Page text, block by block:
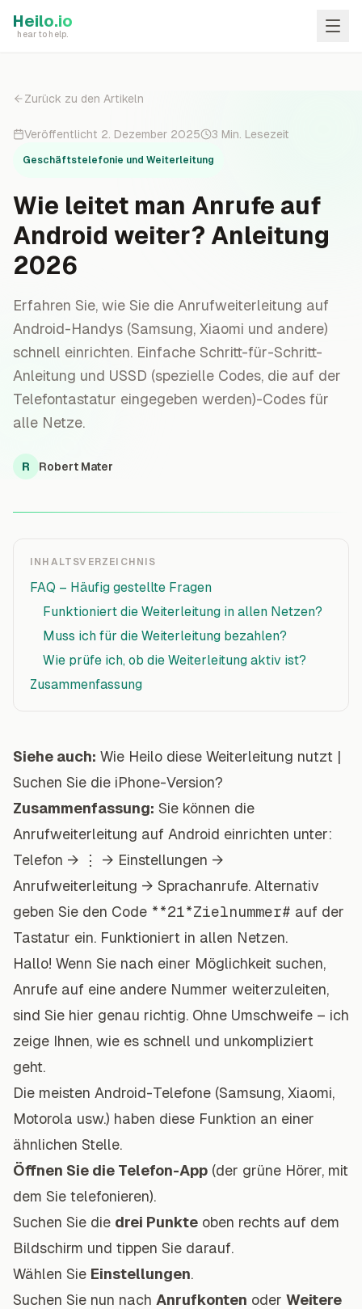
Heilo.io
hear to help.
Zurück zu den Artikeln
Veröffentlicht 2. Dezember 2025 3 Min. Lesezeit
Geschäftstelefonie und Weiterleitung
Wie leitet man Anrufe auf
Android weiter? Anleitung
2026
Erfahren Sie, wie Sie die Anrufweiterleitung auf
Android-Handys (Samsung, Xiaomi und andere)
schnell einrichten. Einfache Schritt-für-Schritt-
Anleitung und USSD (spezielle Codes, die auf der
Telefontastatur eingegeben werden)-Codes für
alle Netze.
R Robert Mater
INHALTSVERZEICHNIS
FAQ – Häufig gestellte Fragen
Funktioniert die Weiterleitung in allen Netzen?
Muss ich für die Weiterleitung bezahlen?
Wie prüfe ich, ob die Weiterleitung aktiv ist?
Zusammenfassung
Siehe auch: Wie Heilo diese Weiterleitung nutzt |
Suchen Sie die iPhone-Version?
Zusammenfassung: Sie können die
Anrufweiterleitung auf Android einrichten unter:
Telefon → ⋮ → Einstellungen →
Anrufweiterleitung → Sprachanrufe. Alternativ
geben Sie den Code **21*Zielnummer# auf der
Tastatur ein. Funktioniert in allen Netzen.
Hallo! Wenn Sie nach einer Möglichkeit suchen,
Anrufe auf eine andere Nummer weiterzuleiten,
sind Sie hier genau richtig. Ohne Umschweife – ich
zeige Ihnen, wie es schnell und unkompliziert
geht.
Die meisten Android-Telefone (Samsung, Xiaomi,
Motorola usw.) haben diese Funktion an einer
ähnlichen Stelle.
Öffnen Sie die Telefon-App (der grüne Hörer, mit
dem Sie telefonieren).
Suchen Sie die drei Punkte oben rechts auf dem
Bildschirm und tippen Sie darauf.
Wählen Sie Einstellungen.
Suchen Sie nun nach Anrufkonten oder Weitere